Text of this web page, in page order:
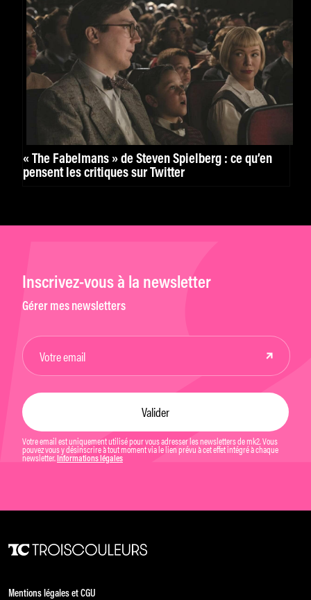
« The Fabelmans » de Steven Spielberg : ce qu’en
pensent les critiques sur Twitter
Inscrivez-vous à la newsletter
Gérer mes newsletters
Votre email est uniquement utilisé pour vous adresser les newsletters de mk2. Vous
pouvez vous y désinscrire à tout moment via le lien prévu à cet effet intégré à chaque
newsletter. Informations légales
Mentions légales et CGU